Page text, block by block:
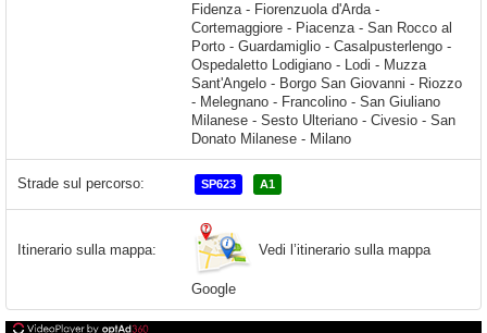
Fidenza - Fiorenzuola d'Arda -
Cortemaggiore - Piacenza - San Rocco al
Porto - Guardamiglio - Casalpusterlengo -
Ospedaletto Lodigiano - Lodi - Muzza
Sant'Angelo - Borgo San Giovanni - Riozzo
- Melegnano - Francolino - San Giuliano
Milanese - Sesto Ulteriano - Civesio - San
Donato Milanese - Milano
Strade sul percorso: SP623 A1
Itinerario sulla mappa: Vedi l’itinerario sulla mappa
Google